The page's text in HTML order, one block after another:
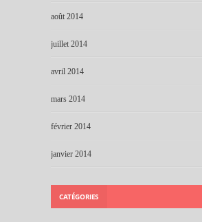
août 2014
juillet 2014
avril 2014
mars 2014
février 2014
janvier 2014
CATÉGORIES